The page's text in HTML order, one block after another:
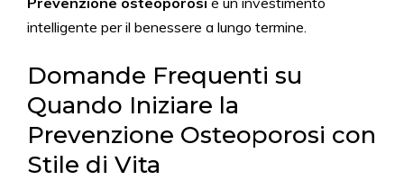
intelligente per il benessere a lungo termine.
Domande Frequenti su
Quando Iniziare la
Prevenzione Osteoporosi con
Stile di Vita